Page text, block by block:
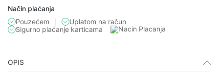
Način plaćanja
Pouzećem
Uplatom na račun
Sigurno plaćanje karticama
OPIS